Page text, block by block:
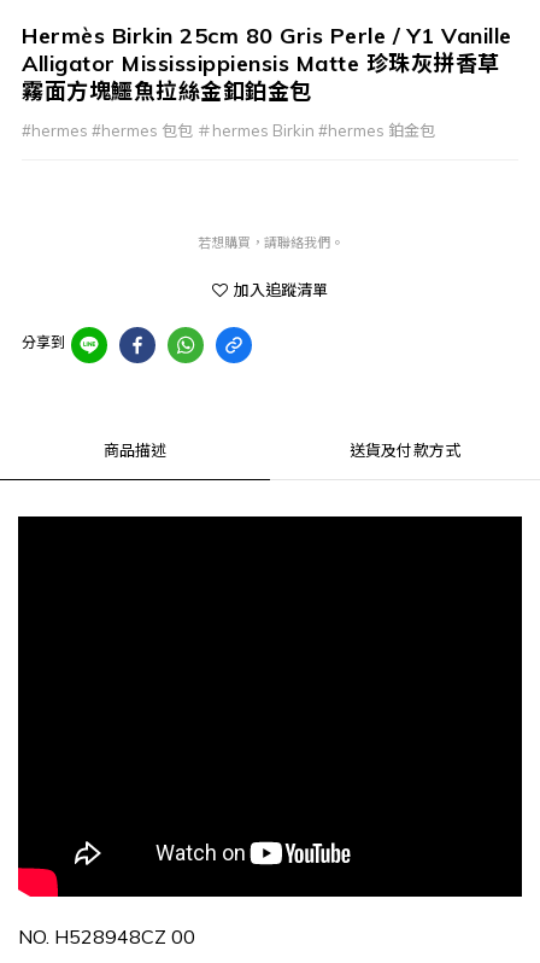
Hermès Birkin 25cm 80 Gris Perle / Y1 Vanille
Alligator Mississippiensis Matte 珍珠灰拼香草
霧面方塊鱷魚拉絲金釦鉑金包
#hermes #hermes 包包 ＃hermes Birkin #hermes 鉑金包
若想購買，請聯絡我們。
加入追蹤清單
分享到
商品描述 送貨及付款方式
NO. H528948CZ 00